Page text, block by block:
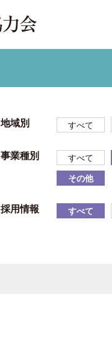
地域別 すべて
事業種別 すべて
その他
採用情報 すべて